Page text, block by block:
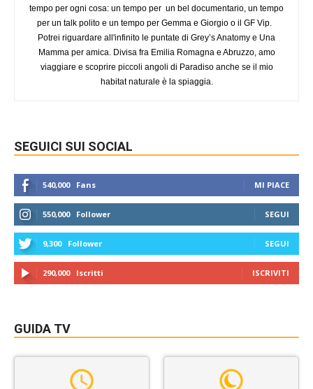
tempo per ogni cosa: un tempo per un bel documentario, un tempo
per un talk polito e un tempo per Gemma e Giorgio o il GF Vip.
Potrei riguardare all'infinito le puntate di Grey’s Anatomy e Una
Mamma per amica. Divisa fra Emilia Romagna e Abruzzo, amo
viaggiare e scoprire piccoli angoli di Paradiso anche se il mio
habitat naturale è la spiaggia.
SEGUICI SUI SOCIAL
540,000 Fans MI PIACE
550,000 Follower SEGUI
9,300 Follower SEGUI
290,000 Iscritti ISCRIVITI
GUIDA TV